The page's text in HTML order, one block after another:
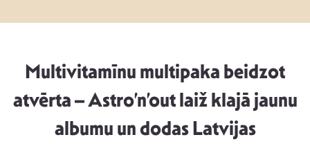
Multivitamīnu multipaka beidzot
atvērta – Astro’n’out laiž klajā jaunu
albumu un dodas Latvijas